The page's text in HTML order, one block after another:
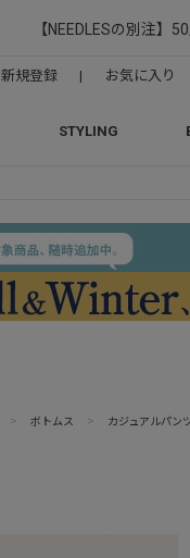
【NEEDLESの別注】
STYLING
新規登録 | お気に入り
> ボトムス > カジュアルパン